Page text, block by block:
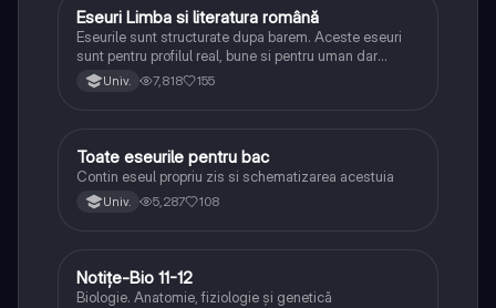
Limba și literatura română
Eseuri Limba si literatura română
Eseurile sunt structurate dupa barem. Aceste eseuri
sunt pentru profilul real, bune si pentru uman dar
lipsesc relatiile dintre personaje si caracrerizarile.
Univ. 7,818 155
Limba și literatura română
Toate eseurile pentru bac
Contin eseul propriu zis si schematizarea acestuia
Univ. 5,287 108
Biologie
Notițe-Bio 11-12
Biologie. Anatomie, fiziologie și genetică